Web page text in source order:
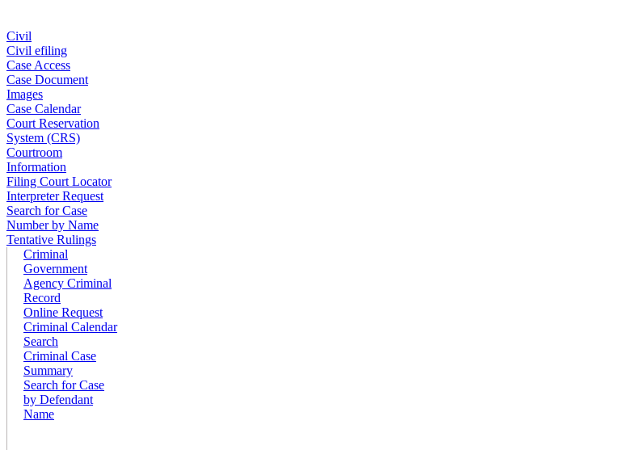
Civil
Civil efiling
Case Access
Case Document
Images
Case Calendar
Court Reservation
System (CRS)
Courtroom
Information
Filing Court Locator
Interpreter Request
Search for Case
Number by Name
Tentative Rulings
Criminal
Government
Agency Criminal
Record
Online Request
Criminal Calendar
Search
Criminal Case
Summary
Search for Case
by Defendant
Name